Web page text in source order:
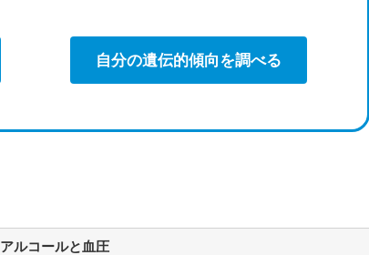
自分の遺伝的傾向を調べる
アルコールと血圧